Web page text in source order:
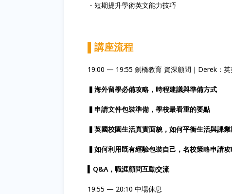
・短期提升學術英文能力技巧
講座流程
19:00 — 19:55 劍橋教育 資深顧問｜Derek：
▍海外留學必備攻略，時程建議與準備方式
▍申請文件包裝準備，學校最看重的要點
▍英國校園生活真實面貌，如何平衡生活與課業
▍如何利用既有經驗包裝自己，名校策略申請
▍Q&A，職涯顧問互動交流
19:55 — 20:10 中場休息